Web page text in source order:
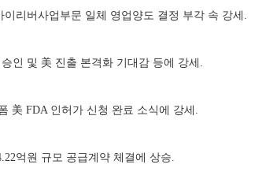
이리버사업부문 일체 영업양도 결정 부각 속 강세.
인 및 美 진출 본격화 기대감 등에 강세.
美 FDA 인허가 신청 완료 소식에 강세.
억원 규모 공급계약 체결에 상승.